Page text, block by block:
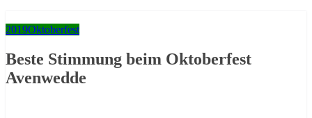
2019Oktoberfest
Beste Stimmung beim Oktoberfest
Avenwedde